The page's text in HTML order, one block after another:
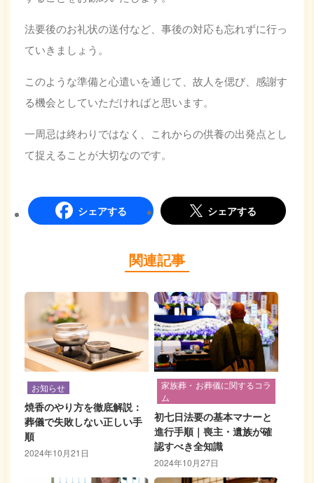
法要後のお礼状の送付など、事後の対応も忘れずに行っ
ていきましょう。
このような準備と心遣いを通じて、故人を偲び、感謝す
る機会としていただければと思います。
一周忌は終わりではなく、これからの供養の出発点とし
て捉えることが大切なのです。
シェアする シェアする
関連記事
お知らせ
焼香のやり方を徹底解説：
葬儀で失敗しない正しい手
順
2024年10月21日
家族葬・お葬儀に関するコラ
ム
初七日法要の基本マナーと
進行手順｜喪主・遺族が確
認すべき全知識
2024年10月27日